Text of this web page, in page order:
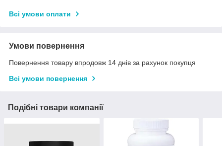
Всі умови оплати
Умови повернення
Повернення товару впродовж 14 днів за рахунок покупця
Всі умови повернення
Подібні товари компанії